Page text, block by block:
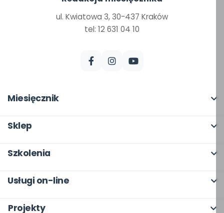
ul. Kwiatowa 3, 30-437 Kraków
tel: 12 631 04 10
Miesięcznik
Scenariusze i artykuły
Sklep
Dla autorów
Szkolenia
Otwarte
Usługi on-line
Projekty